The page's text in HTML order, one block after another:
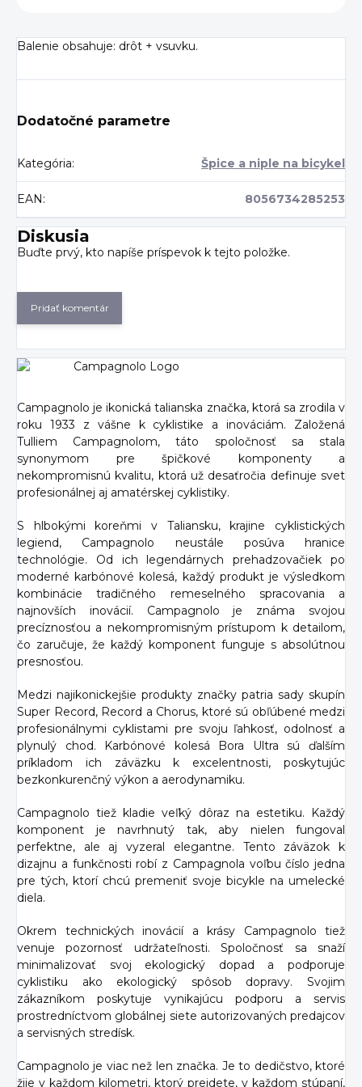
Balenie obsahuje: drôt + vsuvku.
Dodatočné parametre
Kategória: Špice a niple na bicykel
EAN : 8056734285253
Diskusia
Buďte prvý, kto napíše príspevok k tejto položke.
Pridať komentár
Campagnolo je ikonická talianska značka, ktorá sa zrodila v
roku 1933 z vášne k cyklistike a inováciám. Založená
Tulliem Campagnolom, táto spoločnosť sa stala
synonymom pre špičkové komponenty a
nekompromisnú kvalitu, ktorá už desaťročia definuje svet
profesionálnej aj amatérskej cyklistiky.
S hlbokými koreňmi v Taliansku, krajine cyklistických
legiend, Campagnolo neustále posúva hranice
technológie. Od ich legendárnych prehadzovačiek po
moderné karbónové kolesá, každý produkt je výsledkom
kombinácie tradičného remeselného spracovania a
najnovších inovácií. Campagnolo je známa svojou
precíznosťou a nekompromisným prístupom k detailom,
čo zaručuje, že každý komponent funguje s absolútnou
presnosťou.
Medzi najikonickejšie produkty značky patria sady skupín
Super Record, Record a Chorus, ktoré sú obľúbené medzi
profesionálnymi cyklistami pre svoju ľahkosť, odolnosť a
plynulý chod. Karbónové kolesá Bora Ultra sú ďalším
príkladom ich záväzku k excelentnosti, poskytujúc
bezkonkurenčný výkon a aerodynamiku.
Campagnolo tiež kladie veľký dôraz na estetiku. Každý
komponent je navrhnutý tak, aby nielen fungoval
perfektne, ale aj vyzeral elegantne. Tento záväzok k
dizajnu a funkčnosti robí z Campagnola voľbu číslo jedna
pre tých, ktorí chcú premeniť svoje bicykle na umelecké
diela.
Okrem technických inovácií a krásy Campagnolo tiež
venuje pozornosť udržateľnosti. Spoločnosť sa snaží
minimalizovať svoj ekologický dopad a podporuje
cyklistiku ako ekologický spôsob dopravy. Svojim
zákazníkom poskytuje vynikajúcu podporu a servis
prostredníctvom globálnej siete autorizovaných predajcov
a servisných stredísk.
Campagnolo je viac než len značka. Je to dedičstvo, ktoré
žije v každom kilometri, ktorý prejdete, v každom stúpaní,